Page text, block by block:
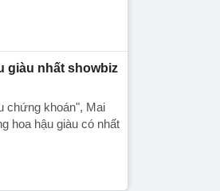
giàu nhất showbiz
chứng khoán", Mai
hoa hậu giàu có nhất